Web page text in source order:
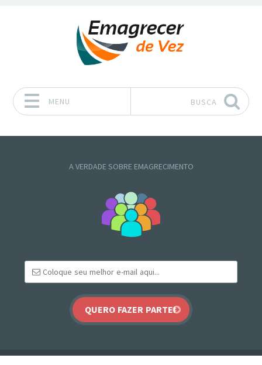
MENU BUSCA
A VERDADE SOBRE EMAGRECIMENTO